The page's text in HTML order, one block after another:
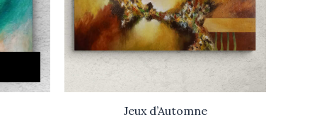
Jeux d’Automne